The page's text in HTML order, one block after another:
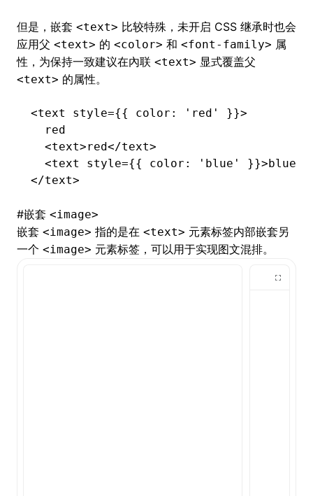
但是，嵌套 <text> 比较特殊，未开启 CSS 继承时也会
应用父 <text> 的 <color> 和 <font-family> 属
性，为保持一致建议在內联 <text> 显式覆盖父
<text> 的属性。
<text style={{ color : 'red'
}}>
  red
  <
text>red</text>
  <
text style={{ color : 'blue' }}>blue</
</text>
#嵌套 <image>
嵌套 <image> 指的是在 <text> 元素标签内部嵌套另
一个 <image> 元素标签，可以用于实现图文混排。